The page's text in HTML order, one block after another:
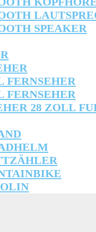
SPEAKER
FERNSEHER
FERNSEHER
28 ZOLL